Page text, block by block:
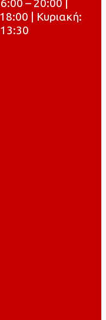
– 20:00 |
| Κυριακή: